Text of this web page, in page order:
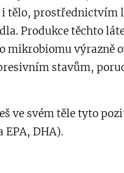
tělo, prostřednictvím
Produkce těchto
mikrobiomu výrazně
stavům,
ve svém těle tyto
EPA, DHA).